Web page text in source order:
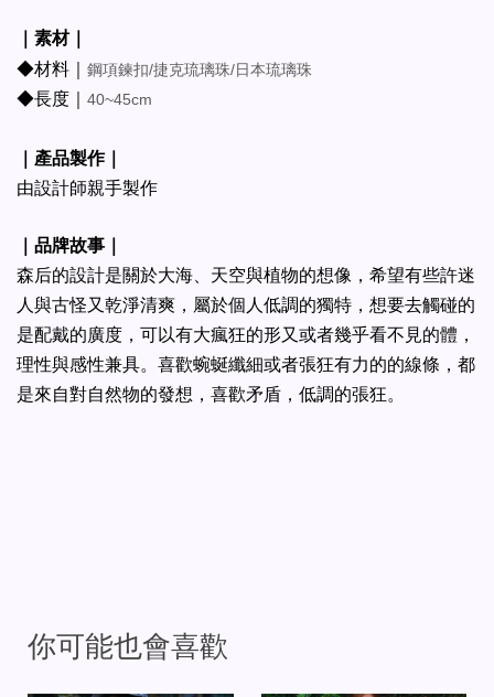
｜素材｜
◆材料｜ 鋼項鍊扣/捷克琉璃珠/日本琉璃珠
◆長度｜ 40~45cm
｜產品製作｜
由設計師親手製作
｜品牌故事｜
森后的設計是關於大海、天空與植物的想像，希望有些許迷
人與古怪又乾淨清爽，屬於個人低調的獨特， 想要去觸碰的
是配戴的廣度，可以有大瘋狂的形又或者幾乎看不見的體，
理性與感性兼具。喜歡蜿蜒纖細或者張狂有力的的線條，都
是來自對自然物的發想，喜歡矛盾，低調的張狂。
你可能也會喜歡